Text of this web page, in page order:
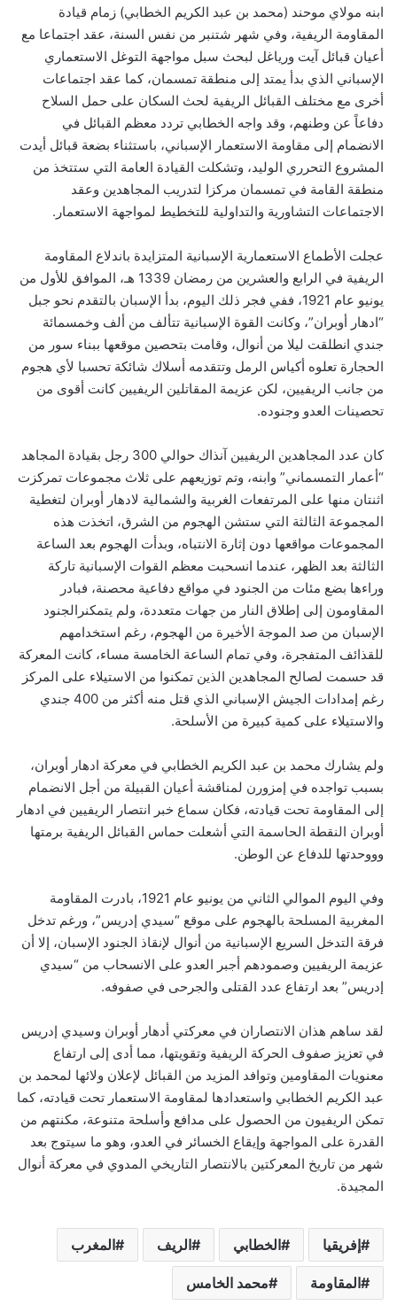
ابنه مولاي موحند (محمد بن عبد الكريم الخطابي) زمام قيادة
المقاومة الريفية، وفي شهر شتنبر من نفس السنة، عقد اجتماعا مع
أعيان قبائل آيت ورياغل لبحث سبل مواجهة التوغل الاستعماري
الإسباني الذي بدأ يمتد إلى منطقة تمسمان، كما عقد اجتماعات
أخرى مع مختلف القبائل الريفية لحث السكان على حمل السلاح
دفاعاً عن وطنهم، وقد واجه الخطابي تردد معظم القبائل في
الانضمام إلى مقاومة الاستعمار الإسباني، باستثناء بضعة قبائل أيدت
المشروع التحرري الوليد، وتشكلت القيادة العامة التي ستتخذ من
منطقة القامة في تمسمان مركزا لتدريب المجاهدين وعقد
الاجتماعات التشاورية والتداولية للتخطيط لمواجهة الاستعمار.
عجلت الأطماع الاستعمارية الإسبانية المتزايدة باندلاع المقاومة
الريفية في الرابع والعشرين من رمضان 1339 هـ، الموافق للأول من
يونيو عام 1921، ففي فجر ذلك اليوم، بدأ الإسبان بالتقدم نحو جبل
“ادهار أوبران”، وكانت القوة الإسبانية تتألف من ألف وخمسمائة
جندي انطلقت ليلا من أنوال، وقامت بتحصين موقعها ببناء سور من
الحجارة تعلوه أكياس الرمل وتتقدمه أسلاك شائكة تحسبا لأي هجوم
من جانب الريفيين، لكن عزيمة المقاتلين الريفيين كانت أقوى من
تحصينات العدو وجنوده.
كان عدد المجاهدين الريفيين آنذاك حوالي 300 رجل بقيادة المجاهد
“أعمار التمسماني” وابنه، وتم توزيعهم على ثلاث مجموعات تمركزت
اثنتان منها على المرتفعات الغربية والشمالية لادهار أوبران لتغطية
المجموعة الثالثة التي ستشن الهجوم من الشرق، اتخذت هذه
المجموعات مواقعها دون إثارة الانتباه، وبدأت الهجوم بعد الساعة
الثالثة بعد الظهر، عندما انسحبت معظم القوات الإسبانية تاركة
وراءها بضع مئات من الجنود في مواقع دفاعية محصنة، فبادر
المقاومون إلى إطلاق النار من جهات متعددة، ولم يتمكنرالجنود
الإسبان من صد الموجة الأخيرة من الهجوم، رغم استخدامهم
للقذائف المتفجرة، وفي تمام الساعة الخامسة مساء، كانت المعركة
قد حسمت لصالح المجاهدين الذين تمكنوا من الاستيلاء على المركز
رغم إمدادات الجيش الإسباني الذي قتل منه أكثر من 400 جندي
والاستيلاء على كمية كبيرة من الأسلحة.
ولم يشارك محمد بن عبد الكريم الخطابي في معركة ادهار أوبران،
بسبب تواجده في إمزورن لمناقشة أعيان القبيلة من أجل الانضمام
إلى المقاومة تحت قيادته، فكان سماع خبر انتصار الريفيين في ادهار
أوبران النقطة الحاسمة التي أشعلت حماس القبائل الريفية برمتها
وووحدتها للدفاع عن الوطن.
وفي اليوم الموالي الثاني من يونيو عام 1921، بادرت المقاومة
المغربية المسلحة بالهجوم على موقع “سيدي إدريس”، ورغم تدخل
فرقة التدخل السريع الإسبانية من أنوال لإنقاذ الجنود الإسبان، إلا أن
عزيمة الريفيين وصمودهم أجبر العدو على الانسحاب من “سيدي
إدريس” بعد ارتفاع عدد القتلى والجرحى في صفوفه.
لقد ساهم هذان الانتصاران في معركتي أدهار أوبران وسيدي إدريس
في تعزيز صفوف الحركة الريفية وتقويتها، مما أدى إلى ارتفاع
معنويات المقاومين وتوافد المزيد من القبائل لإعلان ولائها لمحمد بن
عبد الكريم الخطابي واستعدادها لمقاومة الاستعمار تحت قيادته، كما
تمكن الريفيون من الحصول على مدافع وأسلحة متنوعة، مكنتهم من
القدرة على المواجهة وإيقاع الخسائر في العدو، وهو ما سيتوج بعد
شهر من تاريخ المعركتين بالانتصار التاريخي المدوي في معركة أنوال
المجيدة.
إفريقيا الخطابي الريف المغرب
المقاومة محمد الخامس